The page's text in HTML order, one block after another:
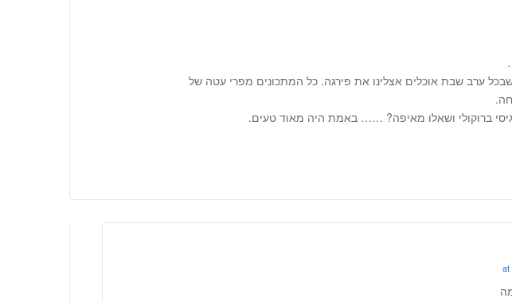
ערב שבת אוכלים אצלינו את פירגה. כל המתכונים מפרי עטה של
ברוקולי ושאלו מאיפה? …… באמת היה מאוד טעים.